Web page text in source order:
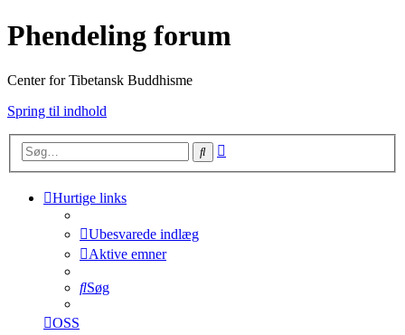
Phendeling forum
Center for Tibetansk Buddhisme
Spring til indhold
Søg
Hurtige links
Ubesvarede indlæg
Aktive emner
Søg
OSS